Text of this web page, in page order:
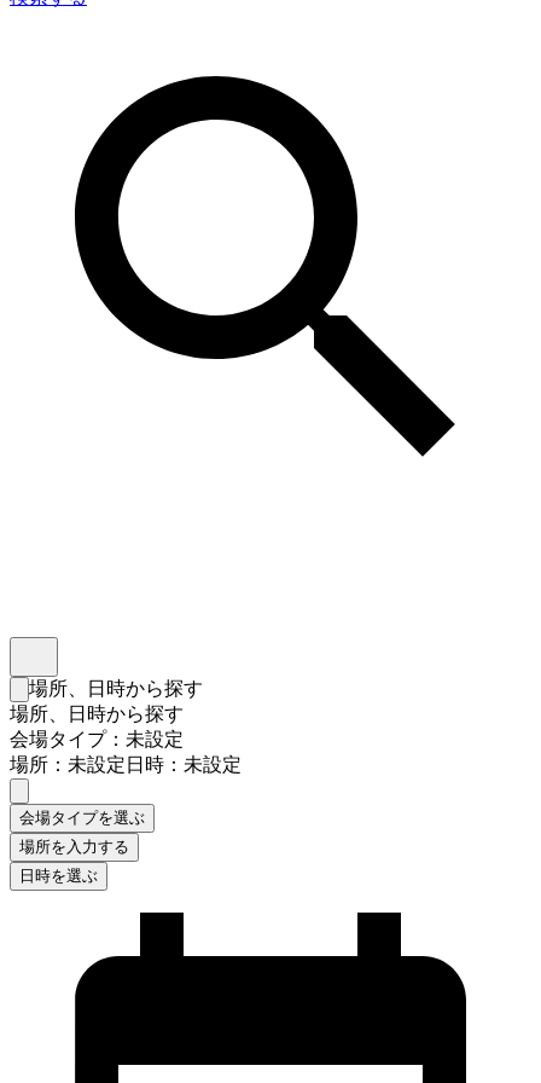
検索フォームを閉じる
場所、日時から探す
場所、日時から探す
会場タイプ：未設定
場所：未設定日時：未設定
会場タイプを選ぶ
場所を入力する
日時を選ぶ